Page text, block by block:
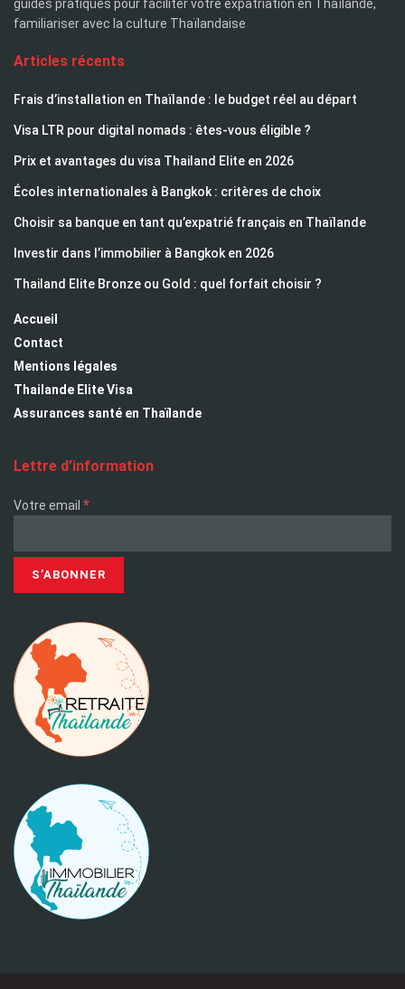
guides pratiques pour faciliter votre expatriation en Thaïlande,
familiariser avec la culture Thaïlandaise
Articles récents
Frais d’installation en Thaïlande : le budget réel au départ
Visa LTR pour digital nomads : êtes-vous éligible ?
Prix et avantages du visa Thailand Elite en 2026
Écoles internationales à Bangkok : critères de choix
Choisir sa banque en tant qu’expatrié français en Thaïlande
Investir dans l’immobilier à Bangkok en 2026
Thailand Elite Bronze ou Gold : quel forfait choisir ?
Accueil
Contact
Mentions légales
Thailande Elite Visa
Assurances santé en Thaïlande
Lettre d’information
Votre email *